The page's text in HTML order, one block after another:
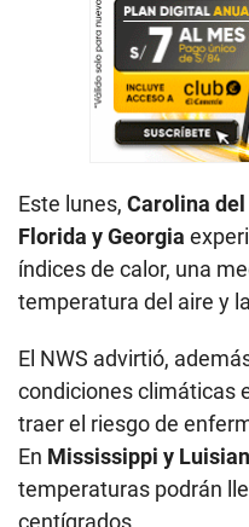
Este lunes, Carolina
Florida y Georgia
índices de calor, una
temperatura del aire y
El NWS advirtió,
condiciones climáticas
traer el riesgo de
En Mississippi y
temperaturas podrán
centígrados.